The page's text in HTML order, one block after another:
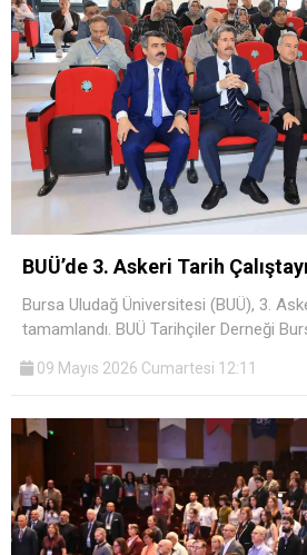
BUÜ’de 3. Askeri Tarih
Bursa Uludağ Üniversitesi (BUÜ), 3.
tamamlandı. BUÜ Tarihçiler Derneği
09 Mayıs 2026 Cumartesi 12:11